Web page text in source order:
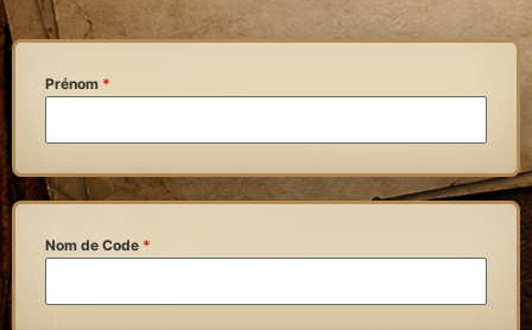
Prénom *
Nom de Code *